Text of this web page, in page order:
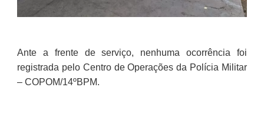
Ante a frente de serviço, nenhuma ocorrência foi
registrada pelo Centro de Operações da Polícia Militar
– COPOM/14ºBPM.